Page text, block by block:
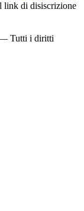
link di disiscrizione
Tutti i diritti